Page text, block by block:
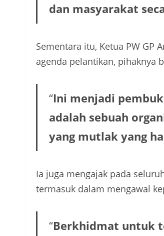
dan masyarakat
Sementara itu, Ketua PW GP
agenda pelantikan, pihaknya
“Ini menjadi
adalah sebuah
yang mutlak yang
Ia juga mengajak pada
termasuk dalam mengawal
“Berkhidmat untuk